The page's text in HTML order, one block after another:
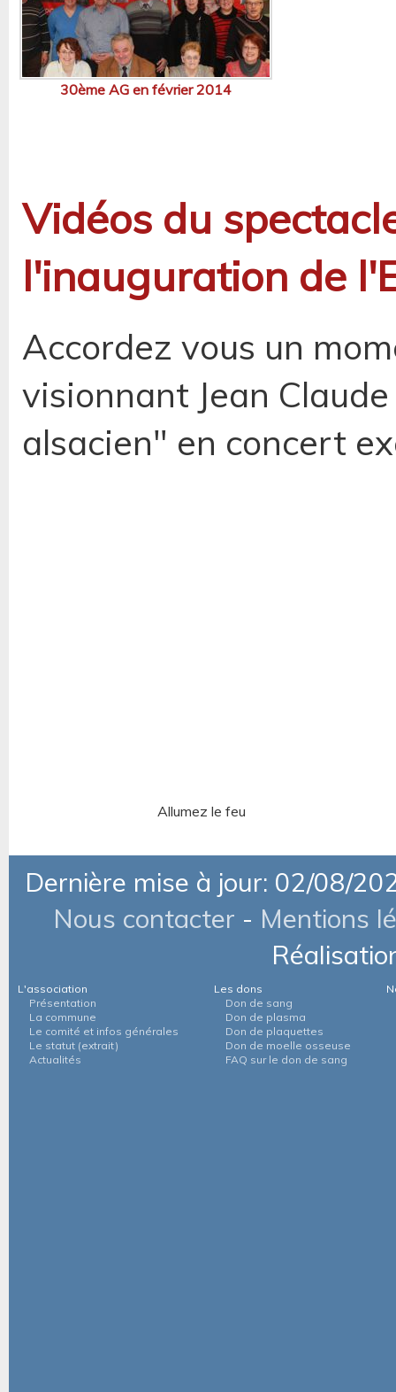
30ème AG en février 2014
Vidéos du
l'inauguration de
Accordez vous un
visionnant Jean
alsacien" en concert
Allumez le feu
Dernière mise à jour: 02/08/
Nous contacter - Mentions
L'association
Présentation
La commune
Le comité et infos générales
Le statut (extrait)
Actualités
Les dons
Don de sang
Don de plasma
Don de plaquettes
Don de moelle osseuse
FAQ sur le don de sang